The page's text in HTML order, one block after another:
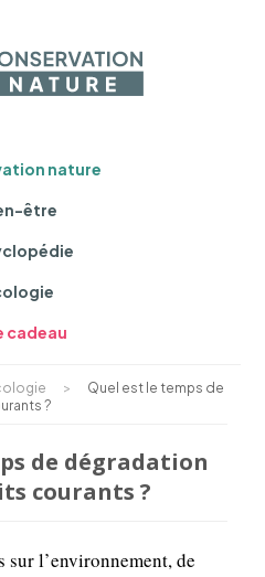
nature
être
cadeau
>
Quel est le temps de
?
de dégradation
courants ?
sur l’environnement, de